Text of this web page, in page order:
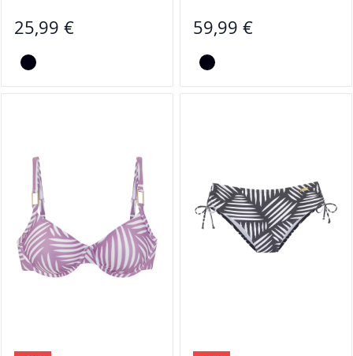
25,99 € 59,99 €